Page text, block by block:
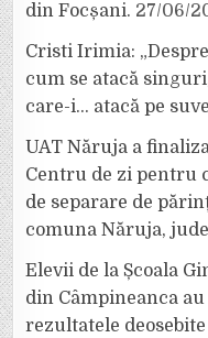
din Focșani. 27/06/
Cristi Irimia:
cum se atacă
care-i… atacă pe
UAT Năruja a
Centru de zi pentru
de separare de
comuna Năruja,
Elevii de la Școala
din Câmpineanca
rezultatele